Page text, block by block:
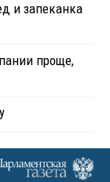
и запеканка
проще,